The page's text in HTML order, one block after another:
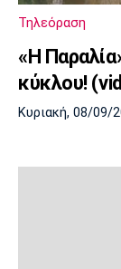
Τηλεόραση
«Η
κύκλου!
Κυριακή, 08/09/